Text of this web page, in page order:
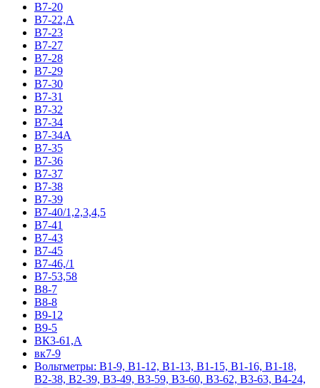
В7-20
В7-22,А
В7-23
В7-27
В7-28
В7-29
В7-30
В7-31
В7-32
В7-34
В7-34А
В7-35
В7-36
В7-37
В7-38
В7-39
В7-40/1,2,3,4,5
В7-41
В7-43
В7-45
В7-46,/1
В7-53,58
В8-7
В8-8
В9-12
В9-5
ВК3-61,А
вк7-9
Вольтметры: В1-9, В1-12, В1-13, В1-15, В1-16, В1-18,
В2-38, В2-39, В3-49, В3-59, В3-60, В3-62, В3-63, В4-24,